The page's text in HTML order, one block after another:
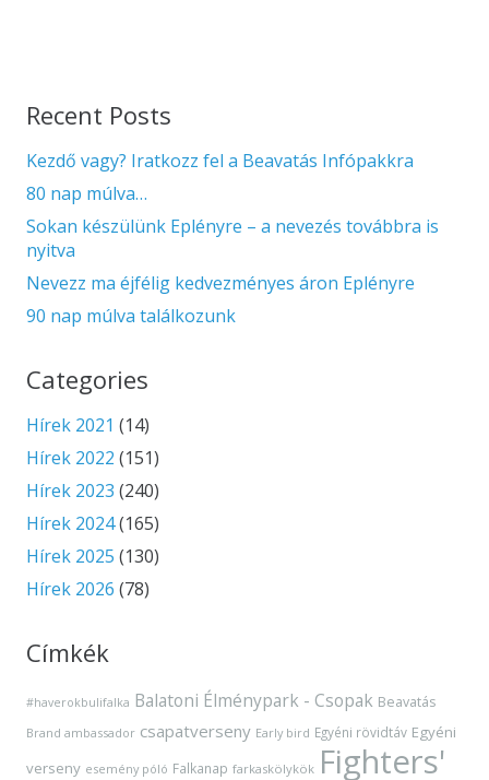
Recent Posts
Kezdő vagy? Iratkozz fel a Beavatás Infópakkra
80 nap múlva…
Sokan készülünk Eplényre – a nevezés továbbra is
nyitva
Nevezz ma éjfélig kedvezményes áron Eplényre
90 nap múlva találkozunk
Categories
Hírek 2021 (14)
Hírek 2022 (151)
Hírek 2023 (240)
Hírek 2024(165)
Hírek 2025 (130)
Hírek 2026 (78)
Címkék
#haverokbulifalka Balatoni Élménypark - Csopak Beavatás
Brand ambassador csapatverseny Early bird Egyéni rövidtáv Egyéni
verseny esemény póló Falkanap farkaskölykök Fighters'